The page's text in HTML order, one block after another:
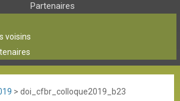
Partenaires
voisins
> doi_cfbr_colloque2019_b23